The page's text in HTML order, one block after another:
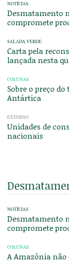
NOTÍCIAS
Desmatamento
compromete
SALADA VERDE
Carta pela
lançada nesta
COLUNAS
Sobre o preço
Antártica
EXTERNO
Unidades de
nacionais
NOTÍCIAS
Desmatamento
compromete
COLUNAS
A Amazônia